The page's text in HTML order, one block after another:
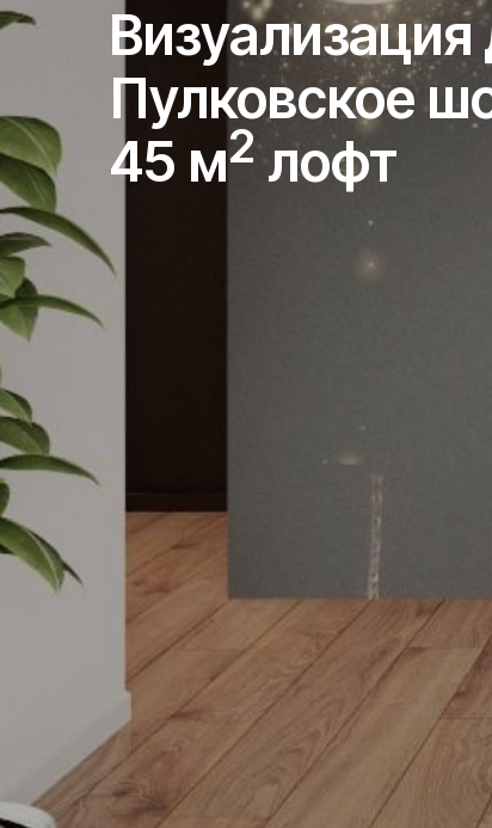
Визуализация
Пулковское
45 м2лофт